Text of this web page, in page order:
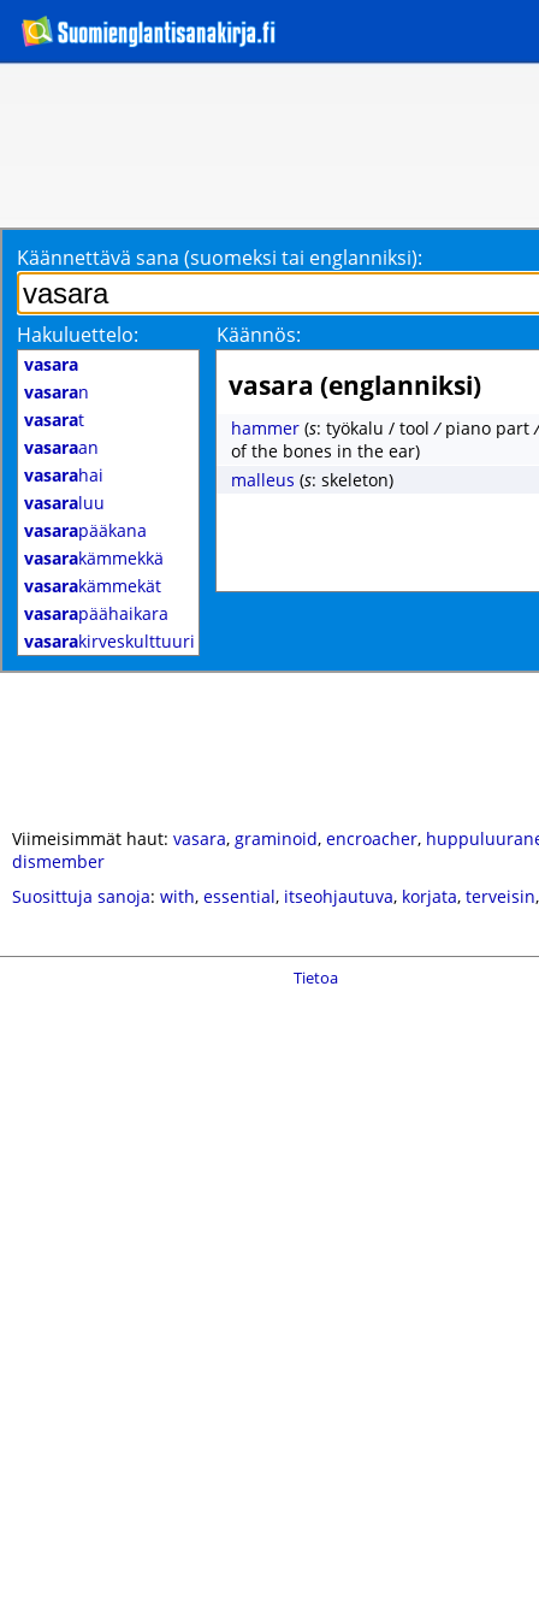
Käännettävä sana (suomeksi tai englanniksi):
Hakuluettelo: Käännös:
vasara
vasaran
vasarat
vasaraan
vasarahai
vasaraluu
vasarapääkana
vasarakämmekkä
vasarakämmekät
vasarapäähaikara
vasarakirveskulttuuri
vasara (englanniksi)
hammer (s: työkalu / tool/ piano part
of the bones in the ear)
malleus (s: skeleton)
Viimeisimmät haut: vasara, graminoid, encroacher,
dismember
Suosittuja sanoja: with, essential, itseohjautuva, korjata, terveisin
Tietoa